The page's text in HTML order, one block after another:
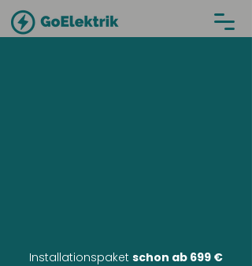
Installationspaket schon ab 699 €